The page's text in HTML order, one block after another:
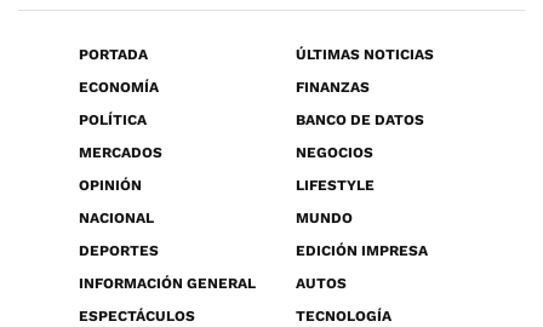
PORTADA
ÚLTIMAS NOTICIAS
ECONOMÍA
FINANZAS
POLÍTICA
BANCO DE DATOS
MERCADOS
NEGOCIOS
OPINIÓN
LIFESTYLE
NACIONAL
MUNDO
DEPORTES
EDICIÓN IMPRESA
INFORMACIÓN GENERAL
AUTOS
ESPECTÁCULOS
TECNOLOGÍA